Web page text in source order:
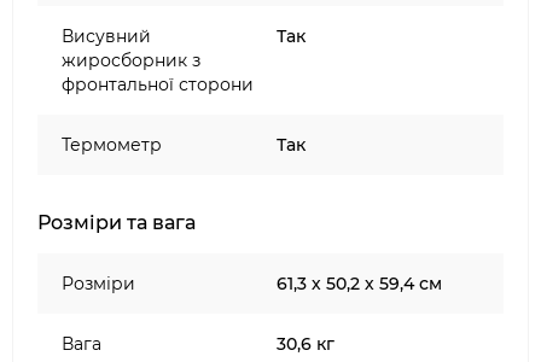
Висувний
жиросборник з
фронтальної сторони
Так
Термометр Так
Розміри та вага
Розміри 61,3 х 50,2 х 59,4 см
Вага 30,6 кг